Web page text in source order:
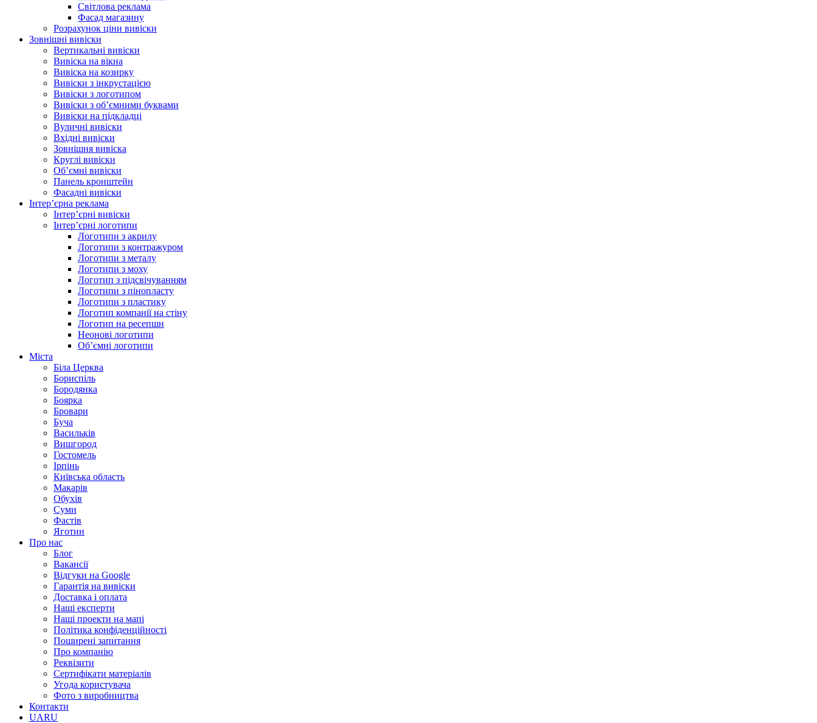
Світлова реклама
Фасад магазину
Розрахунок ціни вивіски
Зовнішні вивіски
Вертикальні вивіски
Вивіска на вікна
Вивіска на козирку
Вивіски з інкрустацією
Вивіски з логотипом
Вивіски з об’ємними буквами
Вивіски на підкладці
Вуличні вивіски
Вхідні вивіски
Зовнішня вивіска
Круглі вивіски
Об’ємні вивіски
Панель кронштейн
Фасадні вивіски
Інтер’єрна реклама
Інтер’єрні вивіски
Інтер’єрні логотипи
Логотипи з акрилу
Логотипи з контражуром
Логотипи з металу
Логотипи з моху
Логотип з підсвічуванням
Логотипи з пінопласту
Логотипи з пластику
Логотип компанії на стіну
Логотип на ресепшн
Неонові логотипи
Об’ємні логотипи
Міста
Біла Церква
Бориспіль
Бородянка
Боярка
Бровари
Буча
Васильків
Вишгород
Гостомель
Ірпінь
Київська область
Макарів
Обухів
Суми
Фастів
Яготин
Про нас
Блог
Вакансії
Відгуки на Google
Гарантія на вивіски
Доставка і оплата
Наші експерти
Наші проекти на мапі
Політика конфіденційності
Поширені запитання
Про компанію
Реквізити
Сертифікати матеріалів
Угода користувача
Фото з виробництва
Контакти
UARU